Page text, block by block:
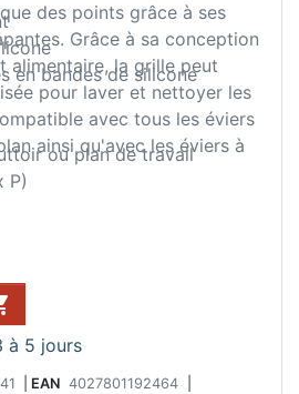
des points grâce à ses
Grâce à sa conception
alimentaire, la grille peut
pour laver et nettoyer les
avec tous les éviers
ainsi qu'avec les éviers à
en bandes de silicone
ou plan de travail
P)
à 5 jours
EAN 4027801192464